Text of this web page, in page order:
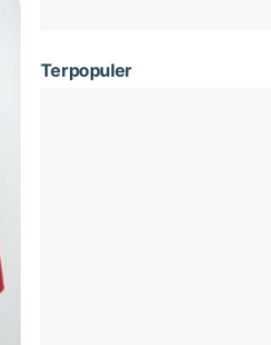
Terpopuler